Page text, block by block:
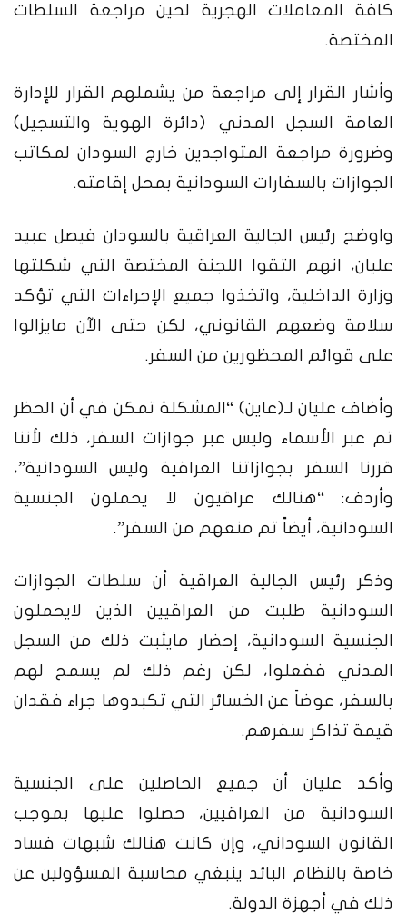
كافة المعاملات الهجرية لحين مراجعة السلطات
المختصة.
وأشار القرار إلى مراجعة من يشملهم القرار للإدارة
العامة السجل المدني (دائرة الهوية والتسجيل)
وضرورة مراجعة المتواجدين خارج السودان لمكاتب
الجوازات بالسفارات السودانية بمحل إقامته.
واوضح رئيس الجالية العراقية بالسودان فيصل عبيد
عليان، انهم التقوا اللجنة المختصة التي شكلتها
وزارة الداخلية، واتخذوا جميع الإجراءات التي تؤكد
سلامة وضعهم القانوني، لكن حتى الآن مايزالوا
على قوائم المحظورين من السفر.
وأضاف عليان لـ(عاين) “المشكلة تمكن في أن الحظر
تم عبر الأسماء وليس عبر جوازات السفر، ذلك لأننا
قررنا السفر بجوازاتنا العراقية وليس السودانية”،
وأردف: “هنالك عراقيون لا يحملون الجنسية
السودانية، أيضاً تم منعهم من السفر”.
وذكر رئيس الجالية العراقية أن سلطات الجوازات
السودانية طلبت من العراقيين الذين لايحملون
الجنسية السودانية، إحضار مايثبت ذلك من السجل
المدني ففعلوا، لكن رغم ذلك لم يسمح لهم
بالسفر، عوضاً عن الخسائر التي تكبدوها جراء فقدان
قيمة تذاكر سفرهم.
وأكد عليان أن جميع الحاصلين على الجنسية
السودانية من العراقيين، حصلوا عليها بموجب
القانون السوداني، وإن كانت هنالك شبهات فساد
خاصة بالنظام البائد ينبغي محاسبة المسؤولين عن
ذلك في أجهزة الدولة.